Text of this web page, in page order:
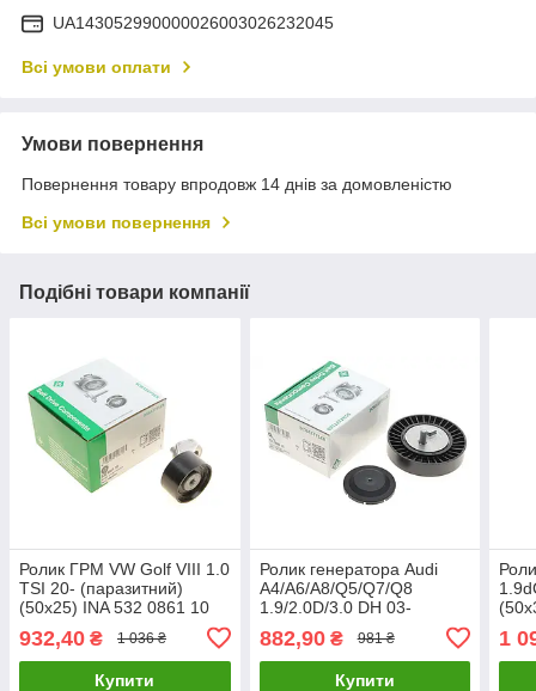
UA143052990000026003026232045
Всі умови оплати
Умови повернення
Повернення товару впродовж 14 днів за домовленістю
Всі умови повернення
Подібні товари компанії
Ролик ГРМ VW Golf VIII 1.0
TSI 20- (паразитний)
(50x25) INA 532 0861 10
932,40 ₴ 1 036 ₴
Купити
Ролик генератора Audi
A4/A6/A8/Q5/Q7/Q8
1.9/2.0D/3.0 DH 03-
531 0880 10 UA61
882,90₴ 981 ₴
Купити
1